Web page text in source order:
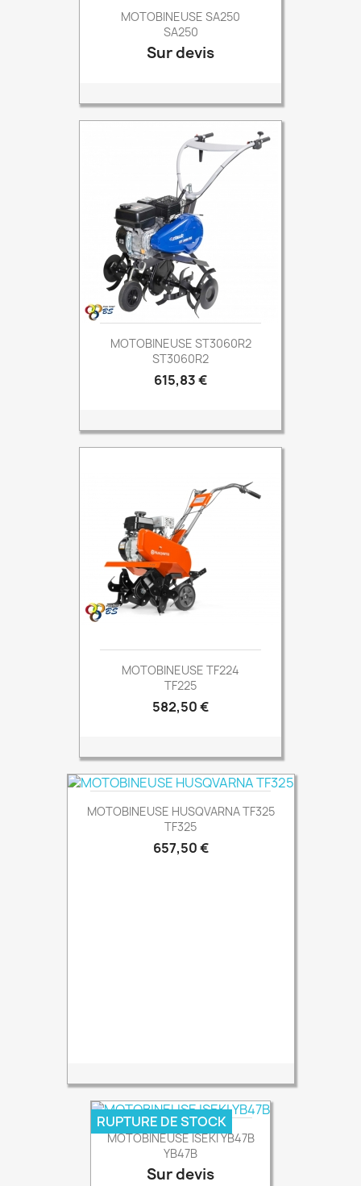
MOTOBINEUSE SA250
SA250
Prix
Sur devis
MOTOBINEUSE ST3060R2
ST3060R2
Prix
615,83 €
MOTOBINEUSE TF224
TF225
Prix
582,50 €
MOTOBINEUSE HUSQVARNA TF325
TF325
Prix
657,50 €
MOTOBINEUSE ISEKI YB47B
YB47B
Prix
Sur devis
RUPTURE DE STOCK